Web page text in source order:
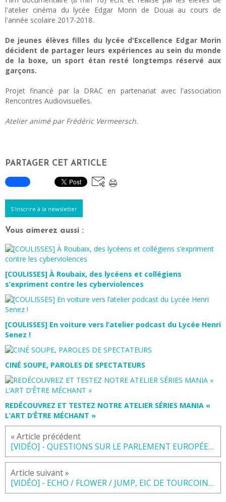
l'atelier cinéma du lycée Edgar Morin de Douai au cours de
l'année scolaire 2017-2018.
De jeunes élèves filles du lycée d'Excellence Edgar Morin
décident de partager leurs expériences au sein du monde
de la boxe, un sport étan resté longtemps réservé aux
garçons.
Projet financé par la DRAC en partenariat avec l'association
Rencontres Audiovisuelles.
Atelier animé par Frédéric Vermeersch.
PARTAGER CET ARTICLE
S'inscrire à la newsletter
Vous aimerez aussi :
[COULISSES] À Roubaix, des lycéens et collégiens
s’expriment contre les cyberviolences
[COULISSES] En voiture vers l’atelier podcast du Lycée Henri
Senez !
CINÉ SOUPE, PAROLES DE SPECTATEURS
REDÉCOUVREZ ET TESTEZ NOTRE ATELIER SÉRIES MANIA «
L’ART D’ÊTRE MÉCHANT »
« Article précédent
[VIDÉO] - QUESTIONS SUR LE PARLEMENT EUROPÉEN - Lycée César-Baggio, Lille, 2017-2018
Article suivant »
[VIDÉO] - ECHO / FLOWER / JUMP, EIC DE TOURCOING, 2017-2018